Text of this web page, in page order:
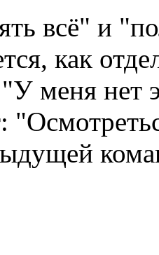
всё" и
как
меня нет